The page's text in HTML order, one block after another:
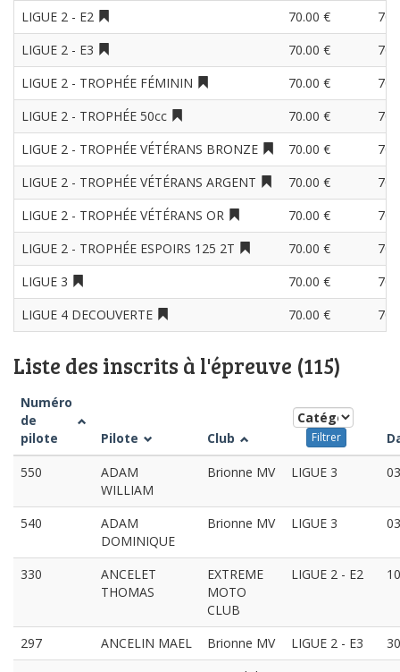
LIGUE 2 - E2
70.00 €
LIGUE 2 - E3
70.00 €
LIGUE 2 - TROPHÉE FÉMININ
70.00 €
LIGUE 2 - TROPHÉE 50cc
70.00 €
LIGUE 2 - TROPHÉE VÉTÉRANS BRONZE
70.00 €
LIGUE 2 - TROPHÉE VÉTÉRANS ARGENT
70.00 €
LIGUE 2 - TROPHÉE VÉTÉRANS OR
70.00 €
LIGUE 2 - TROPHÉE ESPOIRS 125 2T
70.00 €
LIGUE 3
70.00 €
LIGUE 4 DECOUVERTE
70.00 €
Liste des inscrits à l'épreuve (115)
Numéro
de
pilote
Pilote Club Filtrer
550
ADAM
WILLIAM
Brionne MV LIGUE 3
540
ADAM
DOMINIQUE
Brionne MV LIGUE 3
330
ANCELET
THOMAS
EXTREME
MOTO
CLUB
LIGUE 2 - E2
297 ANCELIN MAEL Brionne MV LIGUE 2 - E3